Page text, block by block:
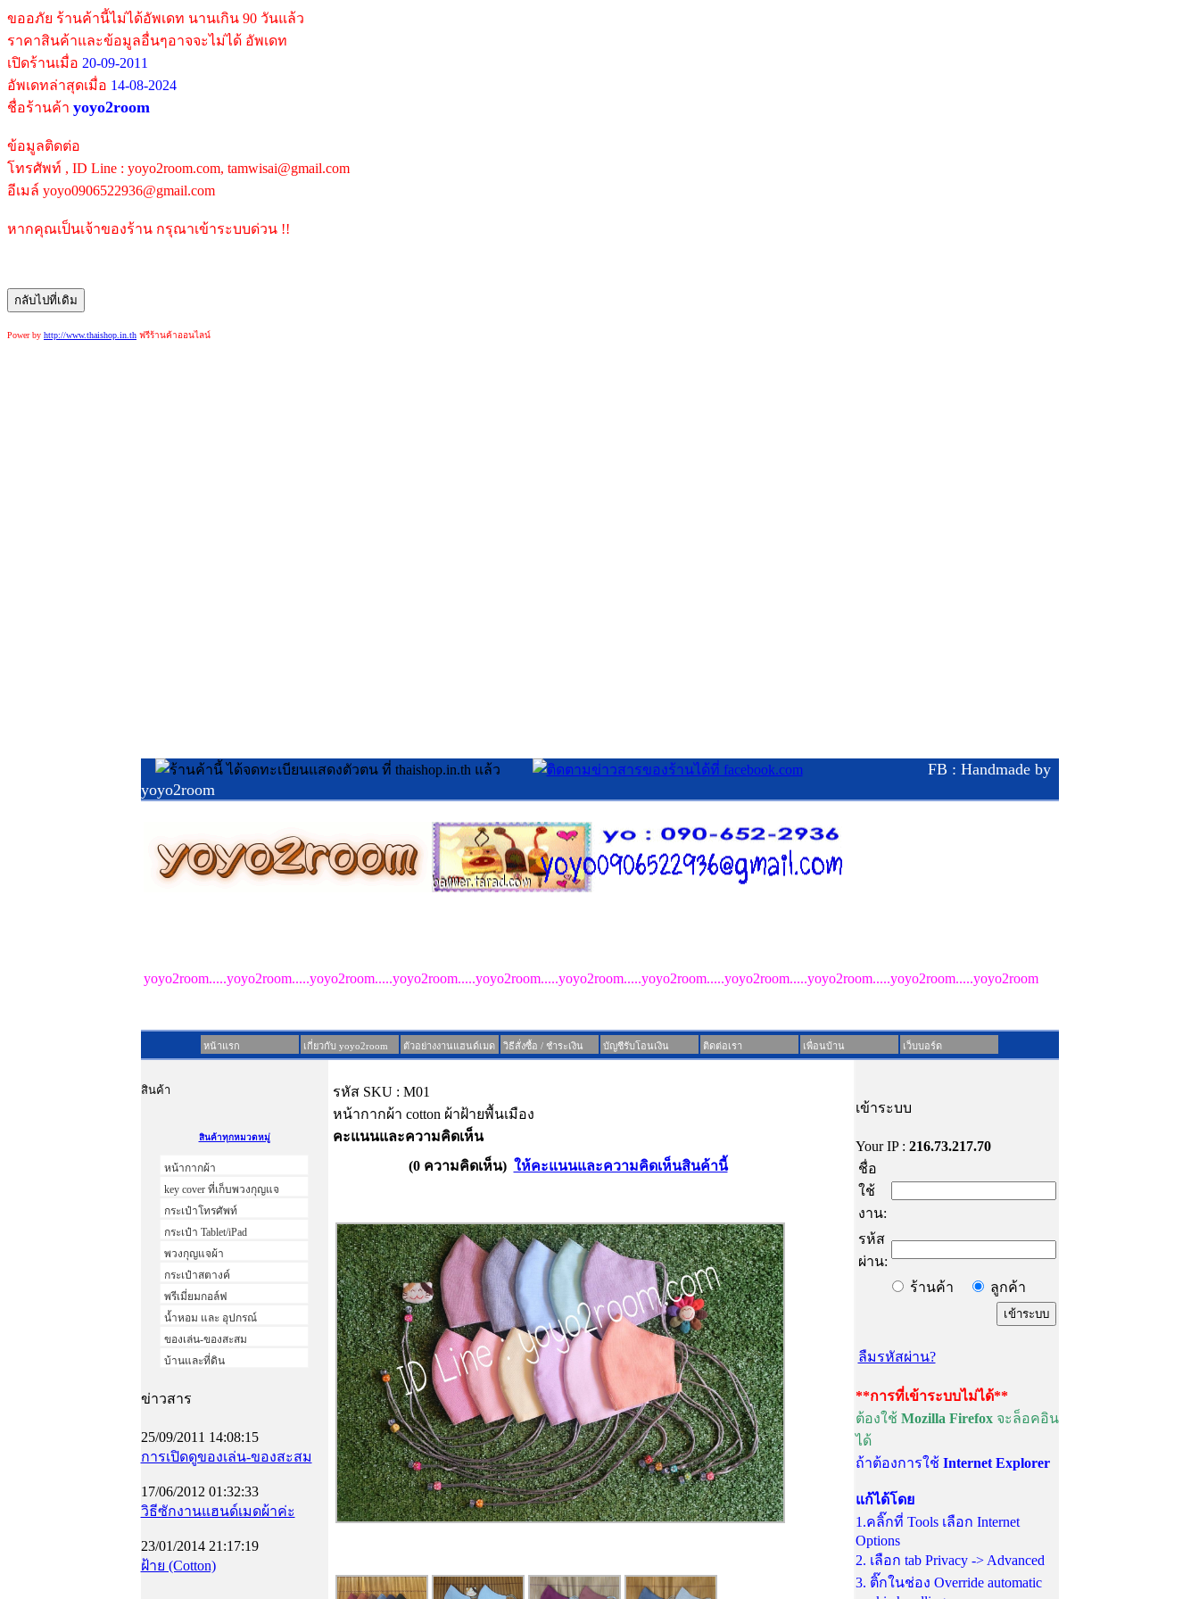
ขออภัย ร้านค้านี้ไม่ได้อัพเดท นานเกิน 90 วันแล้ว
ราคาสินค้าและข้อมูลอื่นๆอาจจะไม่ได้ อัพเดท
เปิดร้านเมื่อ 20-09-2011
อัพเดทล่าสุดเมื่อ 14-08-2024
ชื่อร้านค้า yoyo2room
ข้อมูลติดต่อ
โทรศัพท์ , ID Line : yoyo2room.com, tamwisai@gmail.com
อีเมล์ yoyo0906522936@gmail.com
หากคุณเป็นเจ้าของร้าน กรุณาเข้าระบบด่วน !!
Power by http://www.thaishop.in.th ฟรีร้านค้าออนไลน์
FB : Handmade by
yoyo2room
yoyo2room.....yoyo2room.....yoyo2room.....yoyo2room.....yoyo2room.....yoyo2room.....yoyo2room.....yoyo2room.....yoyo2room.....yoyo2room.....yoyo2room
หน้าแรก เกี่ยวกับ yoyo2room ตัวอย่างงานแฮนด์เมด วิธีสั่งซื้อ / ชำระเงิน บัญชีรับโอนเงิน ติดต่อเรา เพื่อนบ้าน เว็บบอร์ด
สินค้า
สินค้าทุกหมวดหมู่
หน้ากากผ้า
key cover ที่เก็บพวงกุญแจ
กระเป๋าโทรศัพท์
กระเป๋า Tablet/iPad
พวงกุญแจผ้า
กระเป๋าสตางค์
พรีเมี่ยมกอล์ฟ
น้ำหอม และ อุปกรณ์
ของเล่น-ของสะสม
บ้านและที่ดิน
ข่าวสาร
25/09/2011 14:08:15
การเปิดดูของเล่น-ของสะสม
17/06/2012 01:32:33
วิธีซักงานแฮนด์เมดผ้าค่ะ
23/01/2014 21:17:19
ฝ้าย (Cotton)
รหัส SKU : M01
หน้ากากผ้า cotton ผ้าฝ้ายพื้นเมือง
คะแนนและความคิดเห็น
(0 ความคิดเห็น) ให้คะแนนและความคิดเห็นสินค้านี้
เข้าระบบ
Your IP : 216.73.217.70
ชื่อ
ใช้
งาน:
รห้ส
ผ่าน:
ร้านค้า
ลูกค้า
ลืมรหัสผ่าน?
**การที่เข้าระบบไม่ได้**
ต้องใช้ Mozilla Firefoxจะล็อคอิน
ได้
ถ้าต้องการใช้ Internet Explorer
แก้ได้โดย
1.คลิ๊กที่ Tools เลือก Internet
Options
2. เลือก tab Privacy -> Advanced
3. ติ๊กในช่อง Override automatic